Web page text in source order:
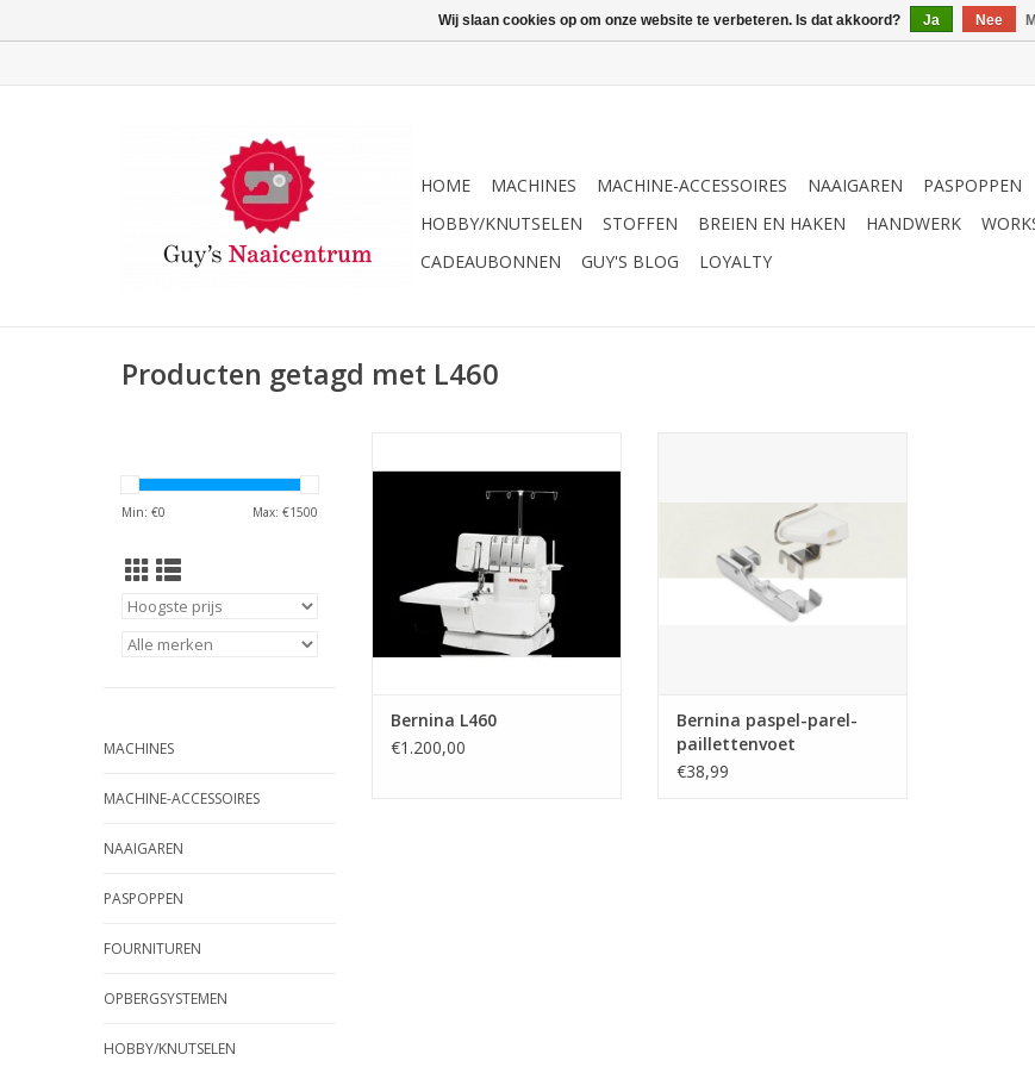
HOME MACHINES MACHINE-ACCESSOIRES NAAIGAREN PASPOPPEN
HOBBY/KNUTSELEN
STOFFEN BREIEN EN HAKEN HANDWERK
CADEAUBONNEN
GUY'S BLOG LOYALTY
Producten getagd met L460
Min: €0 Max: €1500
MACHINES
MACHINE-ACCESSOIRES
NAAIGAREN
PASPOPPEN
FOURNITUREN
OPBERGSYSTEMEN
HOBBY/KNUTSELEN
Bernina L460
€1.200,00
TOEVOEGEN AAN WINKELWAGEN
Bernina paspel-parel-
paillettenvoet
€38,99
Wij slaan cookies op om onze website te verbeteren. Is dat akkoord? Ja Nee